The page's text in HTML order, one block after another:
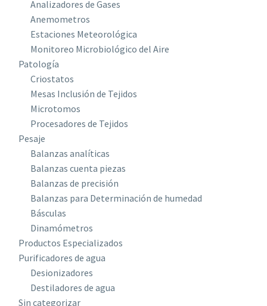
Analizadores de Gases
Anemometros
Estaciones Meteorológica
Monitoreo Microbiológico del Aire
Patología
Criostatos
Mesas Inclusión de Tejidos
Microtomos
Procesadores de Tejidos
Pesaje
Balanzas analíticas
Balanzas cuenta piezas
Balanzas de precisión
Balanzas para Determinación de humedad
Básculas
Dinamómetros
Productos Especializados
Purificadores de agua
Desionizadores
Destiladores de agua
Sin categorizar